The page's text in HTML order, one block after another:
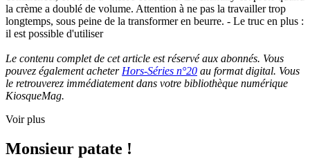
la crème a doublé de volume. Attention à ne pas la travailler trop
longtemps, sous peine de la transformer en beurre. - Le truc en plus :
il est possible d'utiliser
Le contenu complet de cet article est réservé aux abonnés. Vous
pouvez également acheter Hors-Séries n°20 au format digital. Vous
le retrouverez immédiatement dans votre bibliothèque numérique
KiosqueMag.
Voir plus
Monsieur patate !